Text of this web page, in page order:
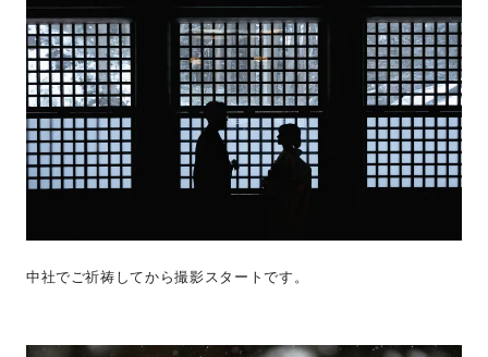
中社でご祈祷してから撮影スタートです。